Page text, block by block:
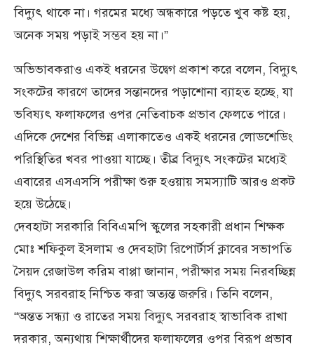
বিদ্যুৎ থাকে না। গরমের মধ্যে অন্ধকারে পড়তে খুব কষ্ট হয়,
অনেক সময় পড়াই সম্ভব হয় না।”
অভিভাবকরাও একই ধরনের উদ্বেগ প্রকাশ করে বলেন, বিদ্যুৎ
সংকটের কারণে তাদের সন্তানদের পড়াশোনা ব্যাহত হচ্ছে, যা
ভবিষ্যৎ ফলাফলের ওপর নেতিবাচক প্রভাব ফেলতে পারে।
এদিকে দেশের বিভিন্ন এলাকাতেও একই ধরনের লোডশেডিং
পরিস্থিতির খবর পাওয়া যাচ্ছে। তীব্র বিদ্যুৎ সংকটের মধ্যেই
এবারের এসএসসি পরীক্ষা শুরু হওয়ায় সমস্যাটি আরও প্রকট
হয়ে উঠেছে।
দেবহাটা সরকারি বিবিএমপি স্কুলের সহকারী প্রধান শিক্ষক
মোঃ শফিকুল ইসলাম ও দেবহাটা রিপোর্টার্স ক্লাবের সভাপতি
সৈয়দ রেজাউল করিম বাপ্পা জানান, পরীক্ষার সময় নিরবচ্ছিন্ন
বিদ্যুৎ সরবরাহ নিশ্চিত করা অত্যন্ত জরুরি। তিনি বলেন,
“অন্তত সন্ধ্যা ও রাতের সময় বিদ্যুৎ সরবরাহ স্বাভাবিক রাখা
দরকার, অন্যথায় শিক্ষার্থীদের ফলাফলের ওপর বিরূপ প্রভাব